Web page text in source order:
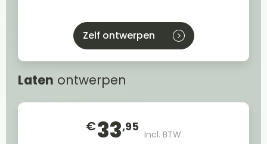
Zelf ontwerpen
Laten ontwerpen
€33,95
Incl. BTW